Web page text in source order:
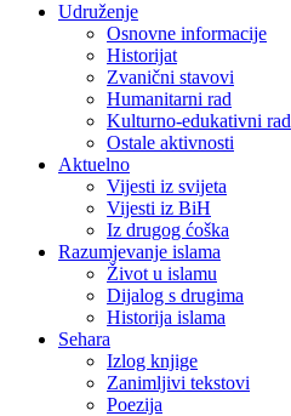
Udruženje
Osnovne informacije
Historijat
Zvanični stavovi
Humanitarni rad
Kulturno-edukativni rad
Ostale aktivnosti
Aktuelno
Vijesti iz svijeta
Vijesti iz BiH
Iz drugog ćoška
Razumjevanje islama
Život u islamu
Dijalog s drugima
Historija islama
Sehara
Izlog knjige
Zanimljivi tekstovi
Poezija